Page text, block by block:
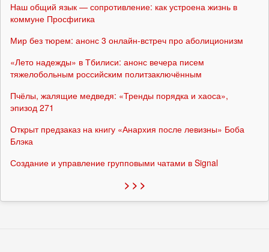
Наш общий язык — сопротивление: как устроена жизнь в
коммуне Просфигика
Мир без тюрем: анонс 3 онлайн-встреч про аболиционизм
«Лето надежды» в Тбилиси: анонс вечера писем
тяжелобольным российским политзаключённым
Пчёлы, жалящие медведя: «Тренды порядка и хаоса»,
эпизод 271
Открыт предзаказ на книгу «Анархия после левизны» Боба
Блэка
Создание и управление групповыми чатами в Signal
> > >